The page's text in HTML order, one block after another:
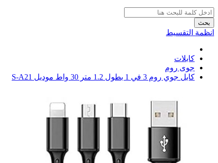
بحث
انظمة التقسيط
كابلات
جوى روم
كابل جوي روم 3 في 1 بطول 1.2 متر 30 واط موديل S-A21